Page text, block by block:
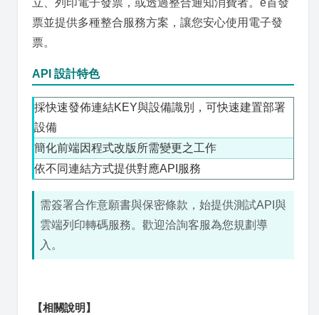
票並提供多種整合服務方案，讓您安心使用電子發
票。
API 設計特色
採快速發佈連結KEY與設備識別，可快速建置部署
設備
簡化前端因程式改版所需變更之工作
依不同連結方式提供對應API服務
需簽署合作意願書與保密條款，始提供測試API與
雲端列印轉碼服務。歡迎洽詢客服為您規劃導
入。
【相關說明】